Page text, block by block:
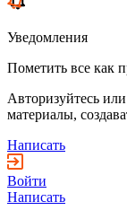
Уведомления
Пометить все как
Авторизуйтесь
материалы,
Написать
Войти
Написать